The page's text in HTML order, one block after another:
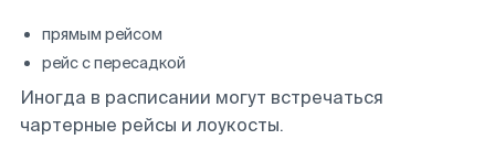
прямым рейсом
рейс с пересадкой
Иногда в расписании могут встречаться
чартерные рейсы и лоукосты.